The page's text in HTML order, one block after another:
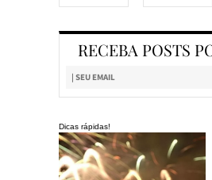
RECEBA POSTS
Dicas rápidas!